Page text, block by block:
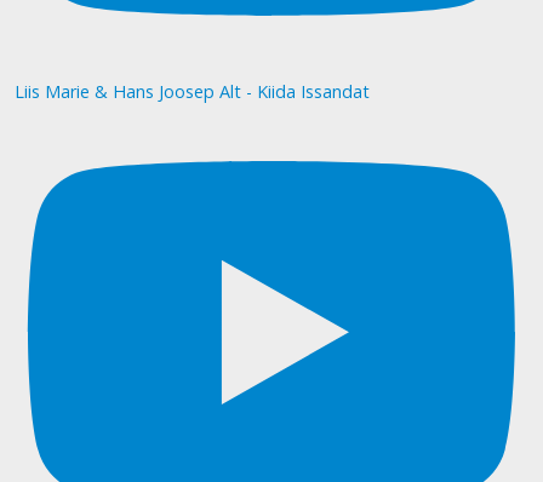
Liis Marie & Hans Joosep Alt - Kiida Issandat